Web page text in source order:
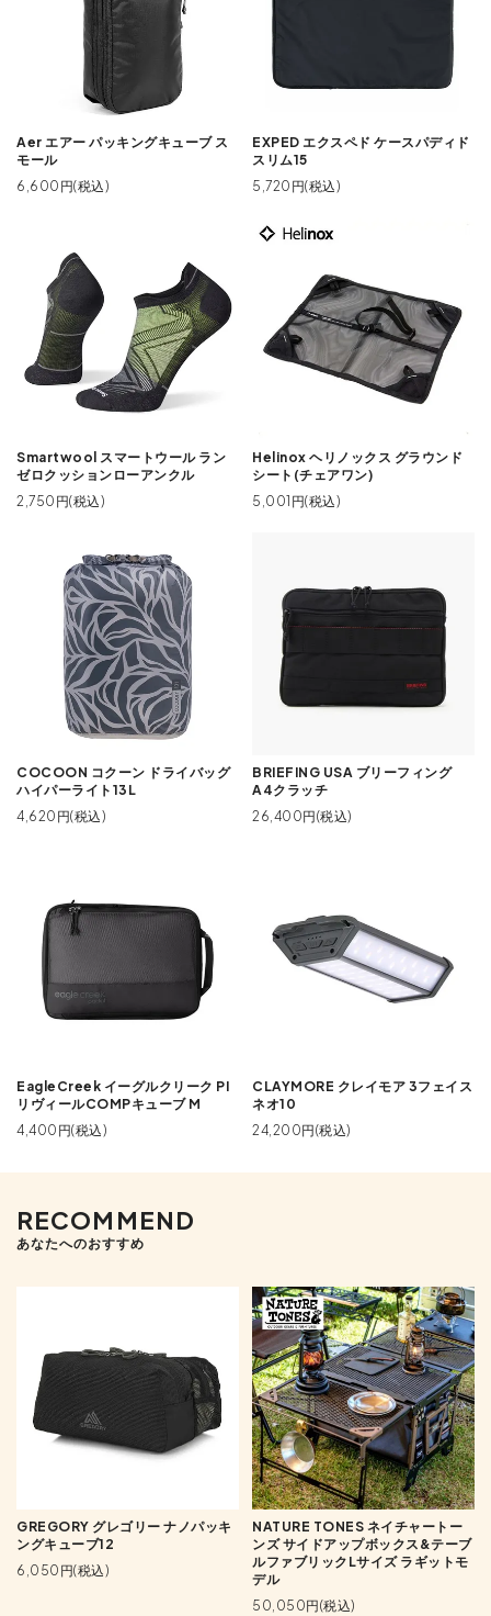
Aer エアー パッキングキューブ ス
モール
6,600円(税込)
EXPED エクスペド ケースパディド
スリム15
5,720円(税込)
Smartwool スマートウール ラン
ゼロクッションローアンクル
2,750円(税込)
Helinox ヘリノックス グラウンド
シート(チェアワン)
5,001円(税込)
COCOON コクーン ドライバッグ
ハイパーライト13L
4,620円(税込)
BRIEFING USA ブリーフィング
A4クラッチ
26,400円(税込)
EagleCreek イーグルクリーク PI
リヴィールCOMPキューブ M
4,400円(税込)
CLAYMORE クレイモア 3フェイス
ネオ10
24,200円(税込)
RECOMMEND
あなたへのおすすめ
GREGORY グレゴリー ナノパッキ
ングキューブ12
6,050円(税込)
NATURE TONES ネイチャートー
ンズ サイドアップボックス&テーブ
ルファブリックLサイズ ラギットモ
デル
50,050円(税込)